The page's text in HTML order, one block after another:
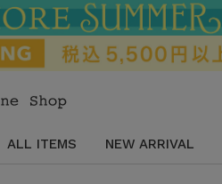
ALL ITEMS NEW ARRIVAL